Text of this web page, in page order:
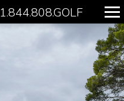
1.844.808.GOLF